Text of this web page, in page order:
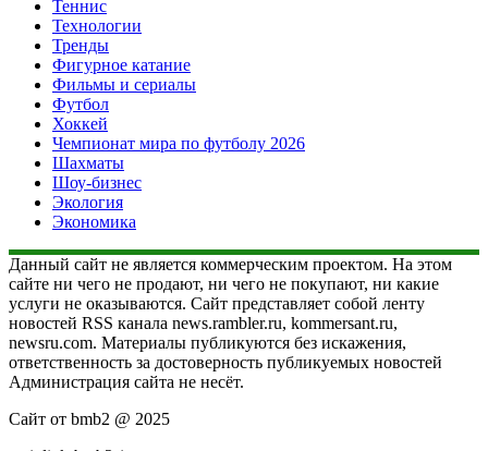
Теннис
Технологии
Тренды
Фигурное катание
Фильмы и сериалы
Футбол
Хоккей
Чемпионат мира по футболу 2026
Шахматы
Шоу-бизнес
Экология
Экономика
Данный сайт не является коммерческим проектом. На этом
сайте ни чего не продают, ни чего не покупают, ни какие
услуги не оказываются. Сайт представляет собой ленту
новостей RSS канала news.rambler.ru, kommersant.ru,
newsru.com. Материалы публикуются без искажения,
ответственность за достоверность публикуемых новостей
Администрация сайта не несёт.
Сайт от bmb2 @ 2025